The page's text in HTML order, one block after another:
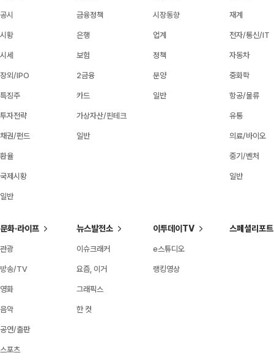
공시
시황
시세
장외/IPO
특징주
투자전략
채권/펀드
환율
국제시황
일반
금융정책
은행
보험
2금융
카드
가상자산/핀테크
일반
시장동향
업계
정책
분양
일반
재계
전자/통신/IT
자동차
중화학
항공/물류
유통
의료/바이오
중기/벤처
일반
문화·라이프
관광
방송/TV
영화
음악
공연/출판
스포츠
뉴스발전소
이슈크래커
요즘, 이거
그래픽스
한 컷
이투데이TV
e스튜디오
랭킹영상
스페셜리포트